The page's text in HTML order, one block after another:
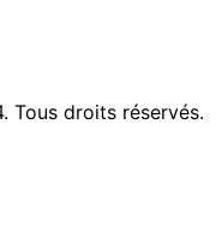
Tous droits réservés.